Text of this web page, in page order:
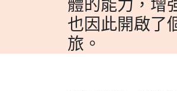
體的能力，增
也因此開啟了
旅。